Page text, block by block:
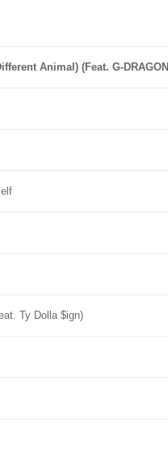
Animal) (Feat. G-
Ty Dolla $ign)